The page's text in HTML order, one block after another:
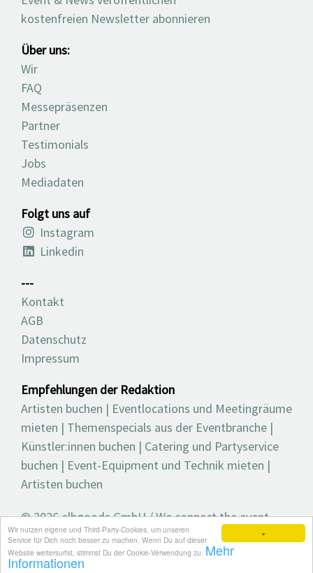
×
Wir nutzen eigene und Third-Party-Cookies, um unseren
Service für Dich noch besser zu machen. Wenn Du auf dieser
Website weitersurfst, stimmst Du der Cookie-Verwendung zu. Mehr
Informationen
kostenfreien Newsletter abonnieren
Über uns:
Wir
FAQ
Messepräsenzen
Partner
Testimonials
Jobs
Mediadaten
Folgt uns auf
Instagram
Linkedin
---
Kontakt
AGB
Datenschutz
Impressum
Empfehlungen der Redaktion
Artisten buchen | Eventlocations und Meetingräume
mieten | Themenspecials aus der Eventbranche |
Künstler:innen buchen | Catering und Partyservice
buchen | Event-Equipment und Technik mieten |
Artisten buchen
© 2026 elbgoods GmbH / We connect the event
industry / Medienvielfalt für die Eventplanung /
Eventbranchenbuch, Blog, Magazin und mehr